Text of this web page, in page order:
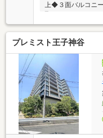
上◆３面バルコニ
取り：2LDK+S（S
◆各部屋６帖以上
ク～アクセス～◇
歩２分◇京浜東北
スーパー「ジャパ
◇コンビニ「セブ
２分◇「医療法人社
プレミスト王子神谷